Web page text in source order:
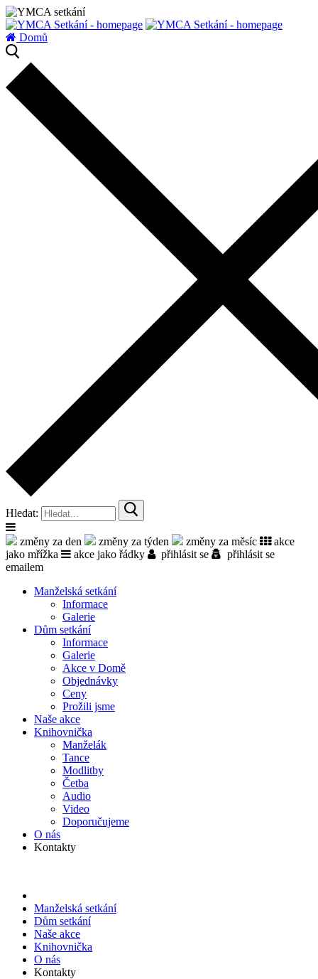
Domů
Hledat:
změny za den změny za týden změny za měsíc
akce
jako mřížka
akce jako řádky přihlásit se
přihlásit se
emailem
Manželská setkání
Informace
Galerie
Dům setkání
Informace
Galerie
Akce v Domě
Objed­návky
Ceny
Prožili jsme
Naše akce
Knihov­nička
Manželák
Tance
Modlitby
Četba
Audio
Video
Doporu­čujeme
O nás
Kontakty
Manželská setkání
Dům setkání
Naše akce
Knihov­nička
O nás
Kontakty
zatížení serveru